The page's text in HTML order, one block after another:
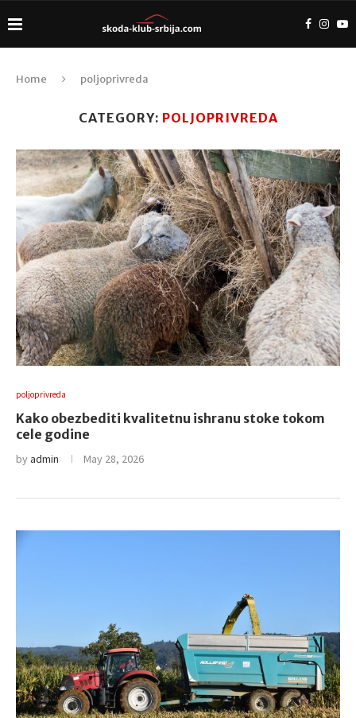
Home poljoprivreda
CATEGORY: POLJOPRIVREDA
poljoprivreda
Kako obezbediti kvalitetnu ishranu stoke tokom
cele godine
byadmin May 28, 2026